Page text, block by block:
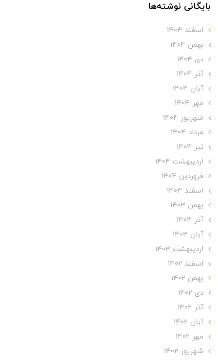
بایگانی نوشته‌ها
اسفند 1404
بهمن 1404
دی 1404
آذر 1404
آبان 1404
مهر 1404
شهریور 1404
مرداد 1404
تير 1404
ارديبهشت 1404
فروردین 1404
اسفند 1403
بهمن 1403
آذر 1403
آبان 1403
ارديبهشت 1403
اسفند 1402
بهمن 1402
دی 1402
آذر 1402
آبان 1402
مهر 1402
شهریور 1402